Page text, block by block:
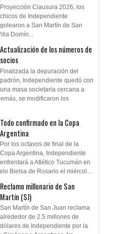
Proyección Clausura 2026, los
chicos de Independiente
golearon a San Martín de San
Domín...
Actualización de los números de
socios
Finalizada la depuración del
padrón, Independiente quedó con
una masa societaria cercana a
se modificaron los
Todo confirmado en la Copa
Argentina
Por los octavos de final de la
Copa Argentina, Independiente
enfrentará a Atlético Tucumán en
Bielsa de Rosario el miércol...
Reclamo millonario de San
Martín (SJ)
San Martín de San Juan reclama
alrededor de 2.5 millones de
dólares de Independiente por la